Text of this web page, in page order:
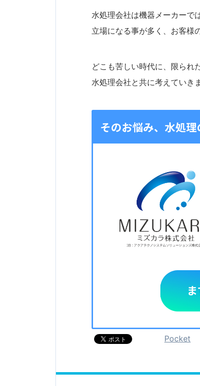
水処理会社は機器メーカーで
立場になる事が多く、お客様
どこも苦しい時代に、限られ
水処理会社と共に考えていき
Pocket